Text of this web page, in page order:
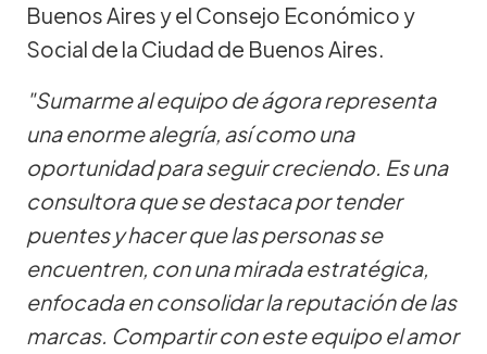
Buenos Aires y el Consejo Económico y
Social de la Ciudad de Buenos Aires.
"Sumarme al equipo de ágora representa
una enorme alegría, así como una
oportunidad para seguir creciendo. Es una
consultora que se destaca por tender
puentes y hacer que las personas se
encuentren, con una mirada estratégica,
enfocada en consolidar la reputación de las
marcas. Compartir con este equipo el amor